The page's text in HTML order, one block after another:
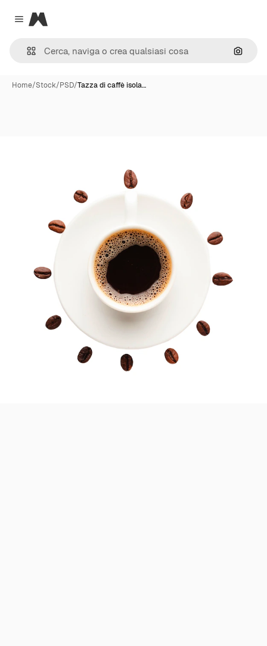
Close menu
Magnific
Cerca
Home/Stock/PSD/Tazza di caffè isola…